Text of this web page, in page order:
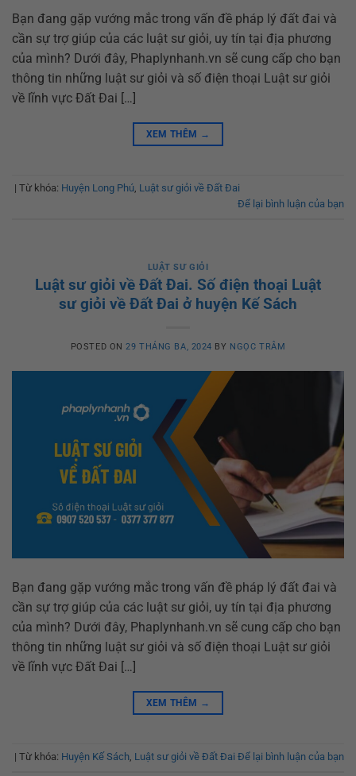
Bạn đang gặp vướng mắc trong vấn đề pháp lý đất đai và
cần sự trợ giúp của các luật sư giỏi, uy tín tại địa phương
của mình? Dưới đây, Phaplynhanh.vn sẽ cung cấp cho bạn
thông tin những luật sư giỏi và số điện thoại Luật sư giỏi
về lĩnh vực Đất Đai […]
XEM THÊM →
| Từ khóa: Huyện Long Phú, Luật sư giỏi về Đất Đai
Để lại bình luận của bạn
LUẬT SƯ GIỎI
Luật sư giỏi về Đất Đai. Số điện thoại Luật
sư giỏi về Đất Đai ở huyện Kế Sách
POSTED ON29 THÁNG BA, 2024 BY NGỌC TRÂM
Bạn đang gặp vướng mắc trong vấn đề pháp lý đất đai và
cần sự trợ giúp của các luật sư giỏi, uy tín tại địa phương
của mình? Dưới đây, Phaplynhanh.vn sẽ cung cấp cho bạn
thông tin những luật sư giỏi và số điện thoại Luật sư giỏi
về lĩnh vực Đất Đai […]
XEM THÊM →
| Từ khóa: Huyện Kế Sách, Luật sư giỏi về Đất Đai Để lại bình luận của bạn